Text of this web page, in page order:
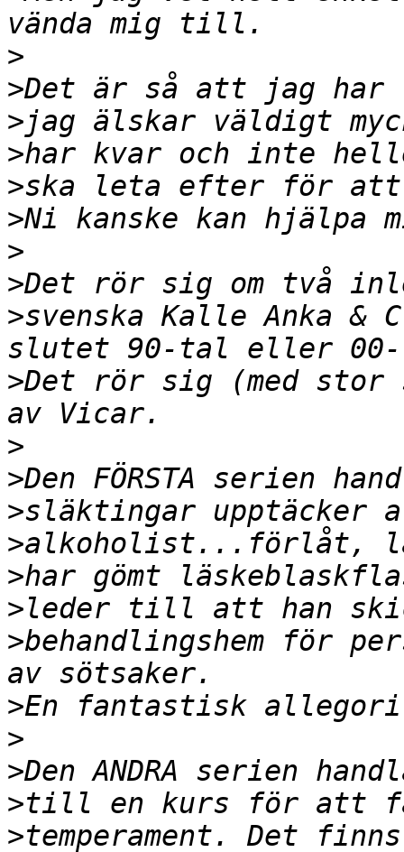
>
>
>
>
>
>
>
>
>svenska Kalle Anka
>Det rör sig (med stor
>
>
>
>
>
>
>behandlingshem för
>
>
>
>
>